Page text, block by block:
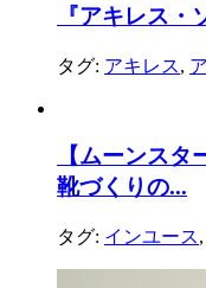
『アキレス・
タグ: アキレス,
【ムーンスタ
靴づくりの...
タグ: インユース,